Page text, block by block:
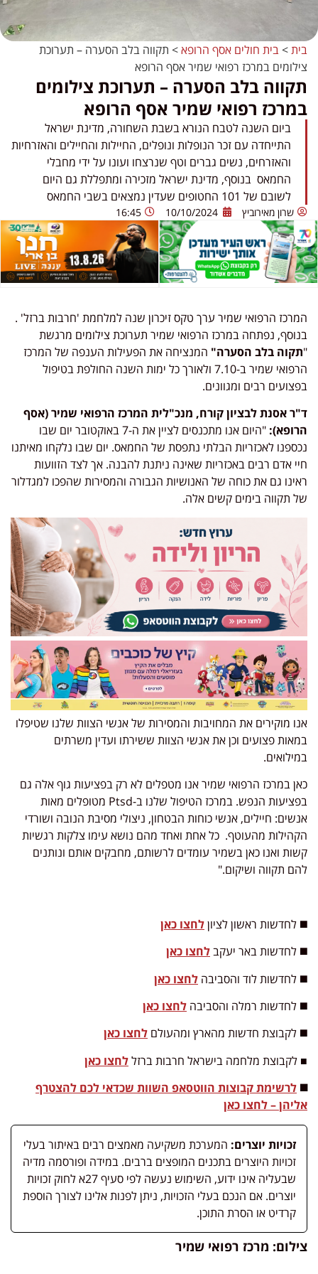
בית>בית חולים אסף הרופא> תקווה בלב הסערה – תערוכת
צילומים במרכז רפואי שמיר אסף הרופא
תקווה בלב הסערה – תערוכת צילומים
במרכז רפואי שמיר אסף הרופא
ביום השנה לטבח הנורא בשבת השחורה, מדינת ישראל
התייחדה עם זכר הנופלות ונופלים, החיילות והחיילים והאזרחיות
והאזרחים, נשים גברים וטף שנרצחו ועונו על ידי מחבלי
החמאס בנוסף, מדינת ישראל מזכירה ומתפללת גם היום
לשובם של 101 החטופים שעדין נמצאים בשבי החמאס
שרון מאירוביץ 10/10/2024
16:45
המרכז הרפואי שמיר ערך טקס זיכרון שנה למלחמת 'חרבות ברזל' .
בנוסף, נפתחה במרכז הרפואי שמיר תערוכת צילומים מרגשת
"תקוה בלב הסערה" המנציחה את הפעילות הענפה של המרכז
הרפואי שמיר ב-7.10 ולאורך כל ימות השנה החולפת בטיפול
בפצועים רבים ומגוונים.
ד"ר אסנת לבציון קורח, מנכ"לית המרכז הרפואי שמיר (אסף
הרופא):
"היום אנו מתכנסים לציין את ה-7 באוקטובר יום שבו
נכספנו לאכזריות הבלתי נתפסת של החמאס. יום שבו נלקחו מאיתנו
חיי אדם רבים באכזריות שאינה ניתנת להבנה. אך לצד הזוועות
ראינו גם את כוחה של האנושיות הגבורה והמסירות שהפכו למגדלור
של תקווה בימים קשים אלה.
אנו מוקירים את המחויבות והמסירות של אנשי הצוות שלנו שטיפלו
במאות פצועים וכן את אנשי הצוות ששירתו ועדין משרתים
במילואים.
כאן במרכז הרפואי שמיר אנו מטפלים לא רק בפציעות גוף אלה גם
בפציעות הנפש. במרכז הטיפול שלנו ב-Ptsd מטופלים מאות
אנשים: חיילים, אנשי כוחות הבטחון, ניצולי מסיבת הנובה ושורדי
הקהילות מהעוטף. כל אחת ואחד מהם נושא עימו צלקות רגשיות
קשות ואנו כאן בשמיר עומדים לרשותם, מחבקים אותם ונותנים
להם תקווה ושיקום."
◼️ לחדשות ראשון לציוןלחצו כאן
◼️ לחדשות באר יעקבלחצו כאן
◼️ לחדשות לוד והסביבה לחצו כאן
◼️ לחדשות רמלה והסביבה לחצו כאן
◼️ לקבוצת חדשות מהארץ ומהעולם לחצו כאן
■ לקבוצת מלחמה בישראל חרבות ברזללחצו כאן
◼️ לרשימת קבוצות הווטסאפ השוות שכדאי לכם להצטרף
אליהן – לחצו כאן
זכויות יוצרים: המערכת משקיעה מאמצים רבים באיתור בעלי
זכויות היוצרים בתכנים המופצים ברבים. במידה ופורסמה מדיה
שבעליה אינו ידוע, השימוש נעשה לפי סעיף 27א לחוק זכויות
יוצרים. אם הנכם בעלי הזכויות, ניתן לפנות אלינו לצורך הוספת
קרדיט או הסרת התוכן.
צילום: מרכז רפואי שמיר